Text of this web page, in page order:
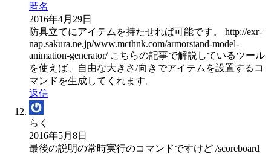
匿名
2016年4月29日
防具立てにアイテムを持たせれば可能です。 http://exr-
nap.sakura.ne.jp/www.mcthnk.com/armorstand-model-
animation-generator/ こちらの記事で解説しているツール
を使えば、自由な大きさ/向きでアイテムを設置するコ
マンドを生成してくれます。
返信
らく
2016年5月8日
最後の説明の常時実行のコマンドですけど /scoreboard